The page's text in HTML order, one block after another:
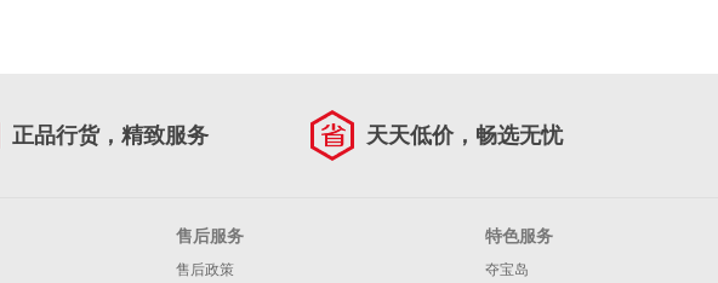
正品行货，精致服务 天天低价，畅选无忧
售后服务
售后政策
特色服务
夺宝岛